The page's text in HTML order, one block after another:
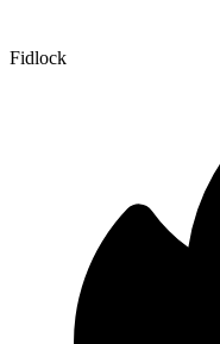
Fidlock